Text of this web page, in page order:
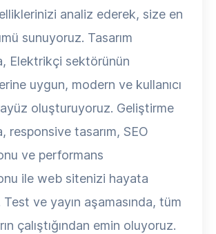
analiz ederek, size en
sunuyoruz. Tasarım
Elektrikçi sektörünün
uygun, modern ve kullanıcı
oluşturuyoruz. Geliştirme
responsive tasarım, SEO
ve performans
ile web sitenizi hayata
ve yayın aşamasında, tüm
çalıştığından emin oluyoruz.